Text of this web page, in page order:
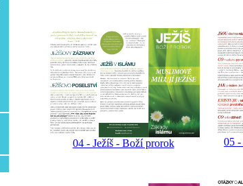
04 - Ježíš - Boží prorok 05 -